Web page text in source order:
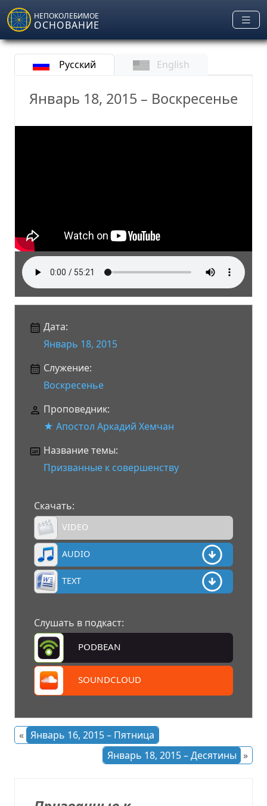
Skip to main content
НЕПОКОЛЕБИМОЕ
ОСНОВАНИЕ
Русский English
Январь 18, 2015 – Воскресенье
Дата:
Январь 18, 2015
Служение:
Воскресенье
Проповедник:
★ Апостол Аркадий Хемчан
Название темы:
Призванные к совершенству
Скачать:
VIDEO
AUDIO
TEXT
Слушать в подкаст:
PODBEAN
SOUNDCLOUD
« Январь 16, 2015 – Пятница
Январь 18, 2015 – Десятины »